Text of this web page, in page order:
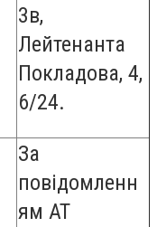
3в,
Лейтенанта
Покладова, 4,
6/24.
За
повідомленн
ям АТ